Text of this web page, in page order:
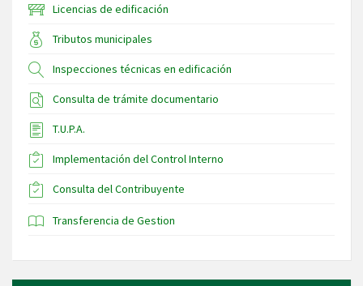
Licencias de edificación
Tributos municipales
Inspecciones técnicas en edificación
Consulta de trámite documentario
T.U.P.A.
Implementación del Control Interno
Consulta del Contribuyente
Transferencia de Gestion